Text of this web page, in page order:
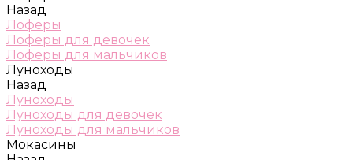
Назад
Лоферы
Лоферы для девочек
Лоферы для мальчиков
Луноходы
Назад
Луноходы
Луноходы для девочек
Луноходы для мальчиков
Мокасины